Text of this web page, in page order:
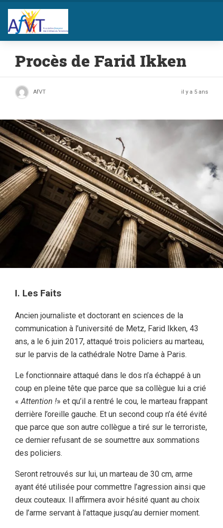
Procès de Farid Ikken
AfVT il y a 5 ans
I. Les Faits
Ancien journaliste et doctorant en sciences de la
communication à l’université de Metz, Farid Ikken, 43
ans, a le 6 juin 2017, attaqué trois policiers au marteau,
sur le parvis de la cathédrale Notre Dame à Paris.
Le fonctionnaire attaqué dans le dos n’a échappé à un
coup en pleine tête que parce que sa collègue lui a crié
«Attention !» et qu’il a rentré le cou, le marteau frappant
derrière l’oreille gauche. Et un second coup n’a été évité
que parce que son autre collègue a tiré sur le terroriste,
ce dernier refusant de se soumettre aux sommations
des policiers.
Seront retrouvés sur lui, un marteau de 30 cm, arme
ayant été utilisée pour commettre l’agression ainsi que
deux couteaux. Il affirmera avoir hésité quant au choix
de l’arme servant à l’attaque jusqu’au dernier moment.